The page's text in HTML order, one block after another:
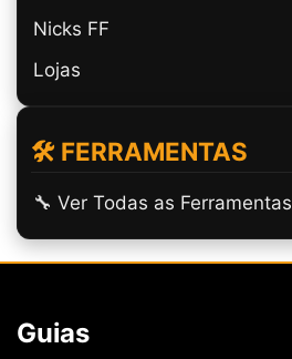
Nicks FF
Lojas
🛠️ FERRAMENTAS
🔧 Ver Todas as Ferramentas
Guias